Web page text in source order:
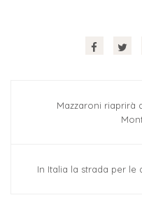
Mazzaroni riaprirà
In Italia la strada per le